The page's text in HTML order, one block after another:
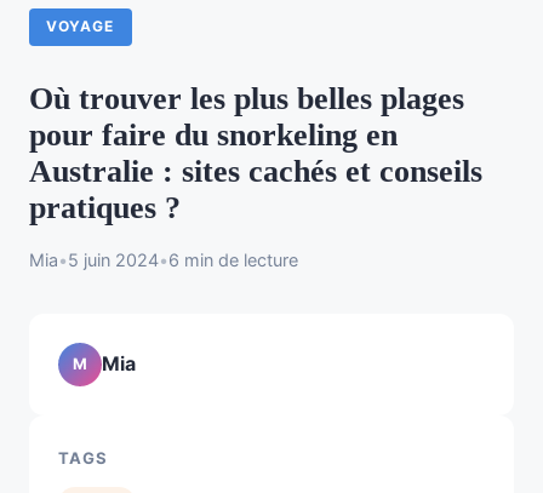
VOYAGE
Où trouver les plus belles plages
pour faire du snorkeling en
Australie : sites cachés et conseils
pratiques ?
Mia•5 juin 2024•6 min de lecture
M Mia
TAGS